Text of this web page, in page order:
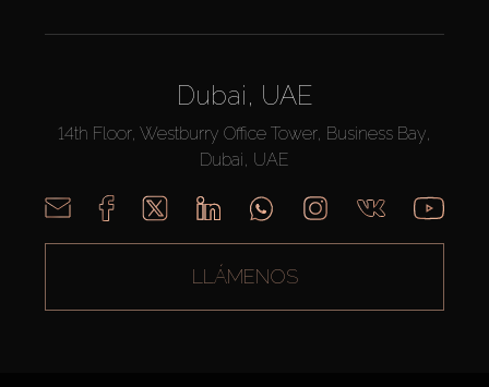
Dubai, UAE
14th Floor, Westburry Office Tower, Business Bay,
Dubai, UAE
LLÁMENOS